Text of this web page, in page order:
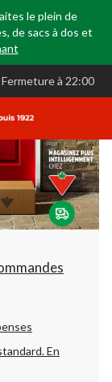
le plein de
de sacs à dos et
⋅ Fermeture à 22:00
En